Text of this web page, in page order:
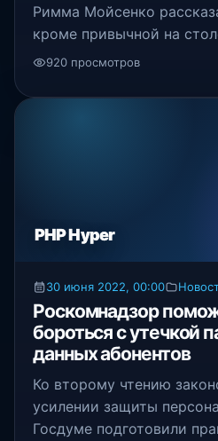
Римма Мойсенко
кроме привычной на
содержится множество
920 просмотров
PHP Hyper
30 июня 2022, 00:00
Роскомнадзор
бороться с утечкой
данных абонентов
Ко второму чтению
усилении защиты
Госдуме подготовили